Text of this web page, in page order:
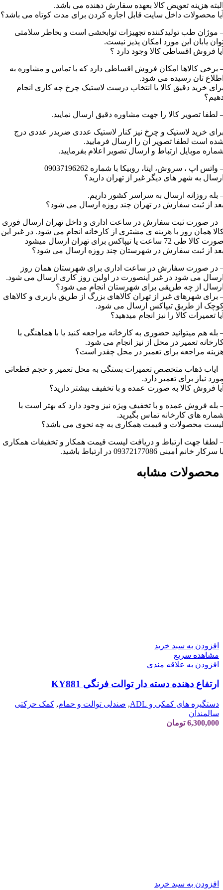
هزینه تعویض کالا بعهده سفارش دهنده می باشد.
محصولات داخل سایت قابل اجاره کردن برای مدت کوتاه می باشد؟
موژان طب تولیدکننده تجهیزات توابخشی است و بخاطر سلامتی
یابان این مورد امکان پذیز نیست.
فروش اقساطی کالا وجود دارد ؟
برخی کالاها امکان فروش اقساطی دارد که با تماس و مشاوره به
تان رسیده می شود.
خرید دقیق کالا یا انتخاب درست لاستیک چرخ چه کاری انجام
لطفا تصویر کالا را جهت مشاوره دقیق ارسال نمایید.
خرید لاستیک و چرخ نیز کنار لاستیک عددی ضربدر عددی درج
است لطفا تصویر آن را ارسال فرمایید.
موبایل ارتباط و ارسال تصویر اعلام بفرمایید.
واتس اپ ، سروش، ایتا، روبیکا با شماره 09037196262
به شهر های دیگر غیر از تهران دارید؟
بله روزانه ارسال به سراسر کشور داریم.
از ثبت سفارش در تهران چند روزه ارسال می شود؟
در صورت ثبت سفارش در ساعت اداری و داخل تهران ارسال فوری
همان روز با هزینه ی مشتری از کارخانه انجام می شود. در غیر این
کالا طی 72 ساعت یا تیپاکس برای تهران ارسال میشود
از ثبت سفارش در شهرستان چند روزه ارسال می شود؟
در صورت سفارش در ساعت اداری برای شهرستان همان روز
می شود در غیر اینصورت در اولین روز کاری ارسال می شود.
از چه طریقی برای شهرستان انجام می شود؟
برای شهرهای غیر از تهران کالاهای بزرگ از طریق باربری و کالاهای
از طریق تیپاکس ارسال می شود.
تعمیرات کالا را نیز انجام میدهید؟
بله هم میتوانید حضوری به کارخانه مراجعه کنید یا با هماهنگی با
تعمیر در محل از نیز انجام می شود.
مراجعه برای تعمیر در محل چقدر است؟
ایاب ذهاب متخصص تعمیرات بستگی به محل تعمیر و حجم قطعاتی
نیاز برای تعمیر دارد.
فروش کالا به صورت عمده و با تخفیف بیشتر دارید؟
بله فروش عمده و با تخفیف ویژه نیز وجود دارد که بهتر است با
های کارخانه تماس بگیرید.
محصولات و قیمت همکاری به چه نحوی می باشد؟
لطفا جهت ارتباط و دریافت لیست قیمت همکار و تخفیفات همکاری
سرکار خانم امینی 09372177086 در ارتباط باشید.
محصولات مشابه
افزودن به سبد خرید
مشاهده سریع
افزودن به علاقه مندی
ارتفاع دهنده دسته دار توالت فرنگی KY881
دستگیره های کمکی و ADL , صندلی توالت و حمام, کمک حرکتی
سالمندان
6,300,000 تومان
افزودن به سبد خرید